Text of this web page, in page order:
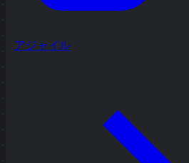
アジャイル